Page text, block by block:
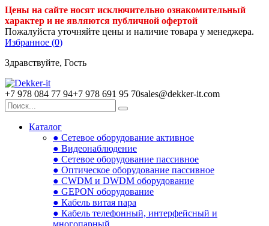
Цены на сайте носят исключительно ознакомительный
характер и не являются публичной офертой
Пожалуйста уточняйте цены и наличие товара у менеджера.
Избранное (0)
Здравствуйте, Гость
+7 978 084 77 94+7 978 691 95 70sales@dekker-it.com
Каталог
● Сетевое оборудование активное
● Видеонаблюдение
● Сетевое оборудование пассивное
● Оптическое оборудование пассивное
● CWDM и DWDM оборудование
● GEPON оборудование
● Кабель витая пара
● Кабель телефонный, интерфейсный и
многопарный